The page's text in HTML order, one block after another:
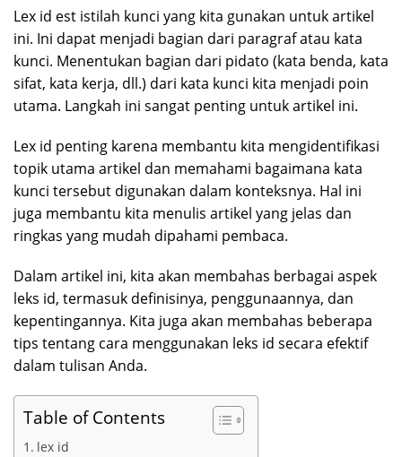
Lex id est istilah kunci yang kita gunakan untuk artikel
ini. Ini dapat menjadi bagian dari paragraf atau kata
kunci. Menentukan bagian dari pidato (kata benda, kata
sifat, kata kerja, dll.) dari kata kunci kita menjadi poin
utama. Langkah ini sangat penting untuk artikel ini.
Lex id penting karena membantu kita mengidentifikasi
topik utama artikel dan memahami bagaimana kata
kunci tersebut digunakan dalam konteksnya. Hal ini
juga membantu kita menulis artikel yang jelas dan
ringkas yang mudah dipahami pembaca.
Dalam artikel ini, kita akan membahas berbagai aspek
leks id, termasuk definisinya, penggunaannya, dan
kepentingannya. Kita juga akan membahas beberapa
tips tentang cara menggunakan leks id secara efektif
dalam tulisan Anda.
Table of Contents
lex id